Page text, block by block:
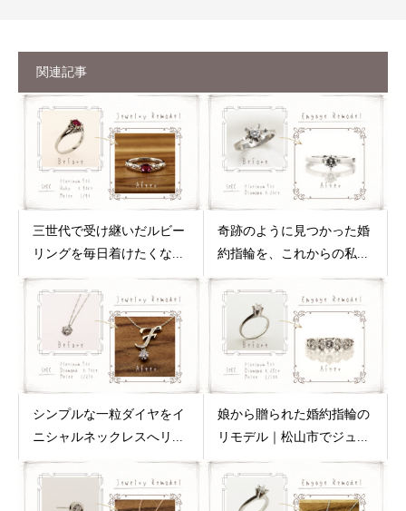
関連記事
三世代で受け継いだルビー
リングを毎日着けたくな...
奇跡のように見つかった婚
約指輪を、これからの私...
シンプルな一粒ダイヤをイ
ニシャルネックレスへリ...
娘から贈られた婚約指輪の
リモデル｜松山市でジュ...